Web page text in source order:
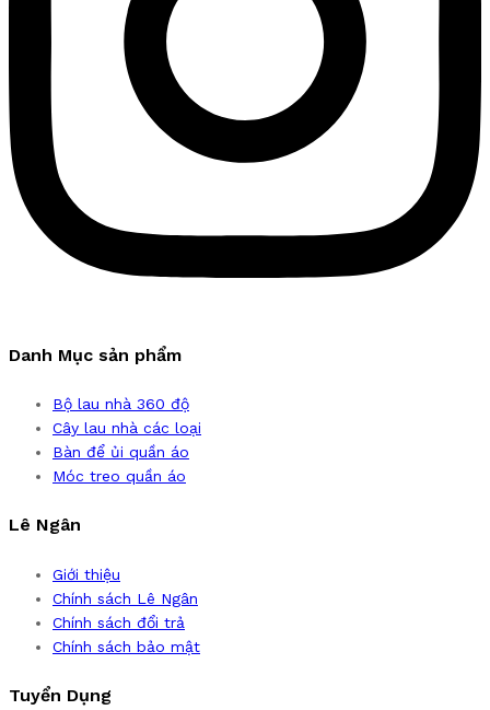
Danh Mục sản phẩm
Bộ lau nhà 360 độ
Cây lau nhà các loại
Bàn để ủi quần áo
Móc treo quần áo
Lê Ngân
Giới thiệu
Chính sách Lê Ngân
Chính sách đổi trả
Chính sách bảo mật
Tuyển Dụng